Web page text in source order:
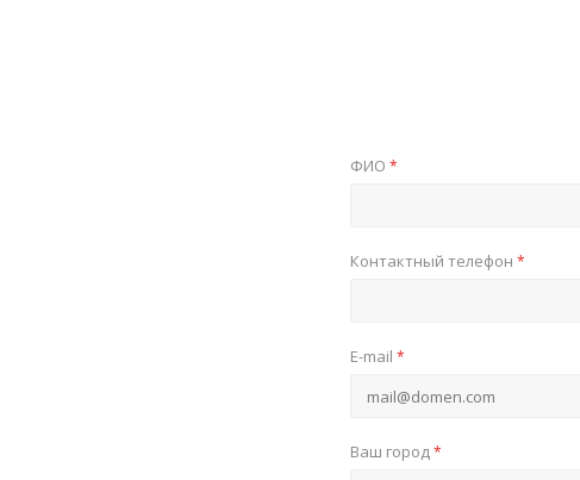
ФИО *
Контактный телефон *
E-mail *
Ваш город*